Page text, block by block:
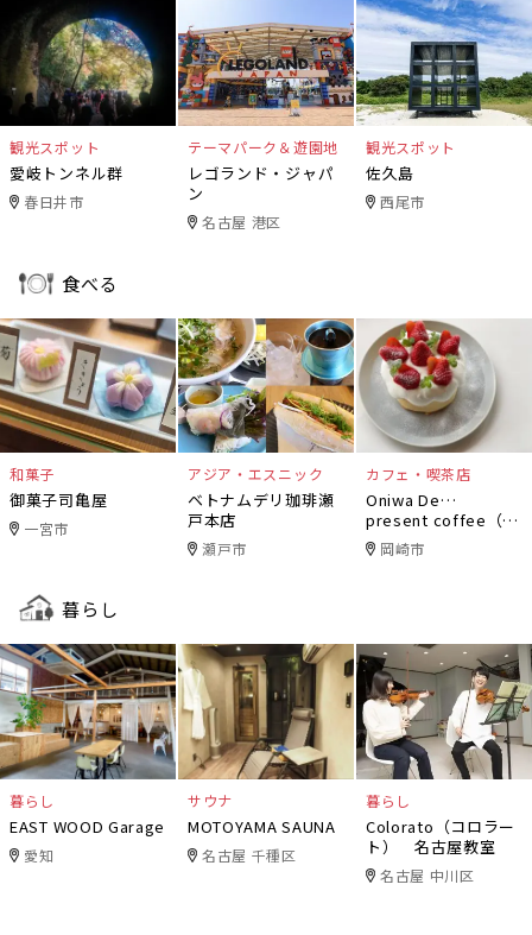
観光スポット
愛岐トンネル群
春日井市
テーマパーク＆遊園地
レゴランド・ジャパ
ン
名古屋 港区
観光スポット
佐久島
西尾市
食べる
和菓子
御菓子司亀屋
一宮市
アジア・エスニック
ベトナムデリ珈琲瀬
戸本店
瀬戸市
カフェ・喫茶店
Oniwa De…
present coffee（オ
ニワデ）
岡崎市
暮らし
暮らし
EAST WOOD Garage
愛知
サウナ
MOTOYAMA SAUNA
名古屋 千種区
暮らし
Colorato（コロラー
ト） 名古屋教室
名古屋 中川区